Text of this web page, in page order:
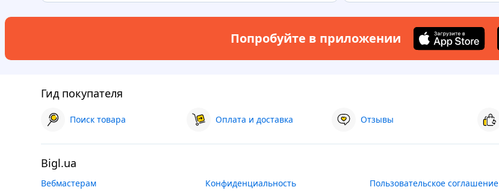
Попробуйте в приложении
Гид покупателя
Поиск товара Оплата и доставка Отзывы
Bigl.ua
Вебмастерам Конфиденциальность Пользовательское соглашение